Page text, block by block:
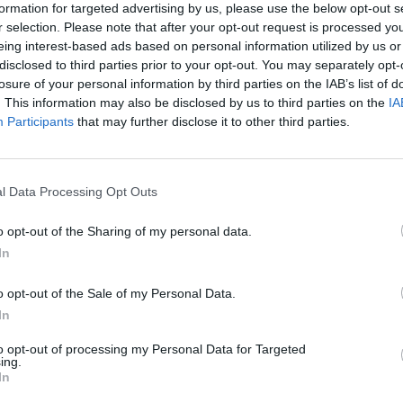
for targeted advertising by us, please use the below opt-out
selection. Please note that after your opt-out request is processed
interest-based ads based on personal information utilized by us
to third parties prior to your opt-out. You may separately
of your personal information by third parties on the IAB’s list of
This information may also be disclosed by us to third parties on the
Participants that may further disclose it to other third parties.
Data Processing Opt Outs
opt-out of the Sharing of my personal data.
opt-out of the Sale of my Personal Data.
opt-out of processing my Personal Data for Targeted
katonai vezérkar azt, hogy csapataik be vannak
hamisítványnak nevezték.
ukrán egységek bekerítéséről szóló hírek hamisak és
és Ukrajnára való, partnereken keresztüli
katonai vezérkar. Azt írják: az ukrán katonák nincsenek
portfolio.hu hírarchívumához tartozik, melynek olvasása